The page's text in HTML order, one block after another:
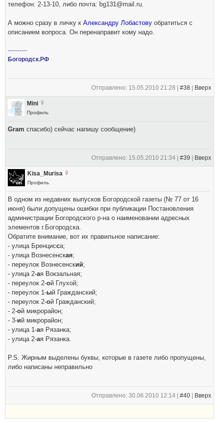
телефон: 2-13-10, либо почта: bg131@mail.ru.
А можно сразу в личку к Александру Лобастову обратиться с
описанием вопроса. Он перенаправит кому надо.
----------
Богородск.РФ
Отправлено: 15.05.2010 21:28 | #38 Вверх
Mini
Профиль
Gram спасибо) сейчас напишу сообщение)
Отправлено: 15.05.2010 21:34 | #39 Вверх
Kisa_Murisa
Профиль
В одном из недавних выпусков Богородской газеты (№ 77 от 16
июня) были допущены ошибки при публикации Постановления
администрации Богородского р-на о наименовании адресных
элементов г.Богородска.
Обратите внимание, вот их правильное написание:
- улица Бренцисса;
- улица Вознесенская;
- переулок Вознесенский;
- улица 2-ая Вокзальная;
- переулок 2-ой Глухой;
- переулок 1-ый Гражданский;
- переулок 2-ой Гражданский;
- 2-ой микрорайон;
- 3-ий микрорайон;
- улица 1-ая Рязанка;
- улица 2-ая Рязанка.
P.S. Жирным выделены буквы, которые в газете либо пропущены,
либо написаны неправильно
Отправлено: 30.06.2010 12:14 | #40 Вверх